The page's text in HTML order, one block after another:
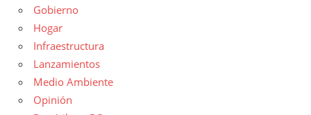
Gobierno
Hogar
Infraestructura
Lanzamientos
Medio Ambiente
Opinión